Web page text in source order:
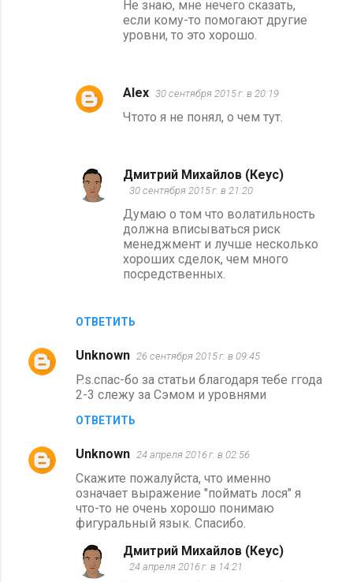
ОТВЕТИТЬ
Не знаю, мне нечего сказать,
если кому-то помогают другие
уровни, то это хорошо.
Alex 30 сентября 2015 г. в 20:19
Чтото я не понял, о чем тут.
Дмитрий Михайлов (Кеус)
30 сентября 2015 г. в 21:20
Думаю о том что волатильность
должна вписываться риск
менеджмент и лучше несколько
хороших сделок, чем много
посредственных.
Unknown 26 сентября 2015 г. в 09:45
P.s.спас-бо за статьи благодаря тебе ггода
2-3 слежу за Сэмом и уровнями
ОТВЕТИТЬ
Unknown 24 апреля 2016 г. в 02:56
Скажите пожалуйста, что именно
означает выражение "поймать лося" я
что-то не очень хорошо понимаю
фигуральный язык. Спасибо.
Дмитрий Михайлов (Кеус)
24 апреля 2016 г. в 14:21